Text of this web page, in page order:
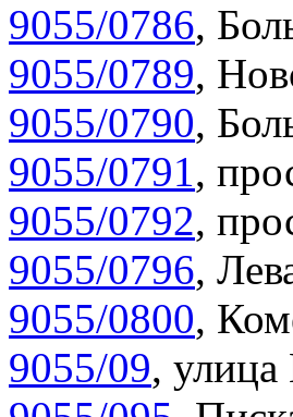
9055/0786,
9055/0789,
9055/0790,
9055/0791,
9055/0792,
9055/0796,
9055/0800,
9055/09, улица